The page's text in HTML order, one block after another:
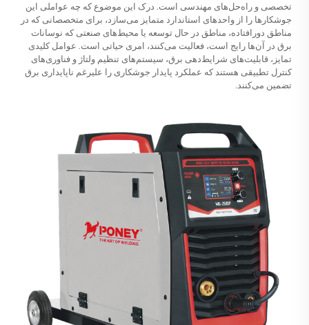
تخصصی و راه‌حل‌های مهندسی است. درک این موضوع که چه عواملی این
جوشکارها را از واحدهای استاندارد متمایز می‌سازد، برای متخصصانی که در
مناطق دورافتاده، مناطق در حال توسعه یا محیط‌های صنعتی که نوسانات
برق در آن‌ها رایج است، فعالیت می‌کنند، امری حیاتی است. عوامل کلیدی
تمایز، قابلیت‌های شرایط‌دهی برق، سیستم‌های تنظیم ولتاژ و فناوری‌های
کنترل تطبیقی هستند که عملکرد پایدار جوشکاری را علیرغم ناپایداری برق
تضمین می‌کنند.